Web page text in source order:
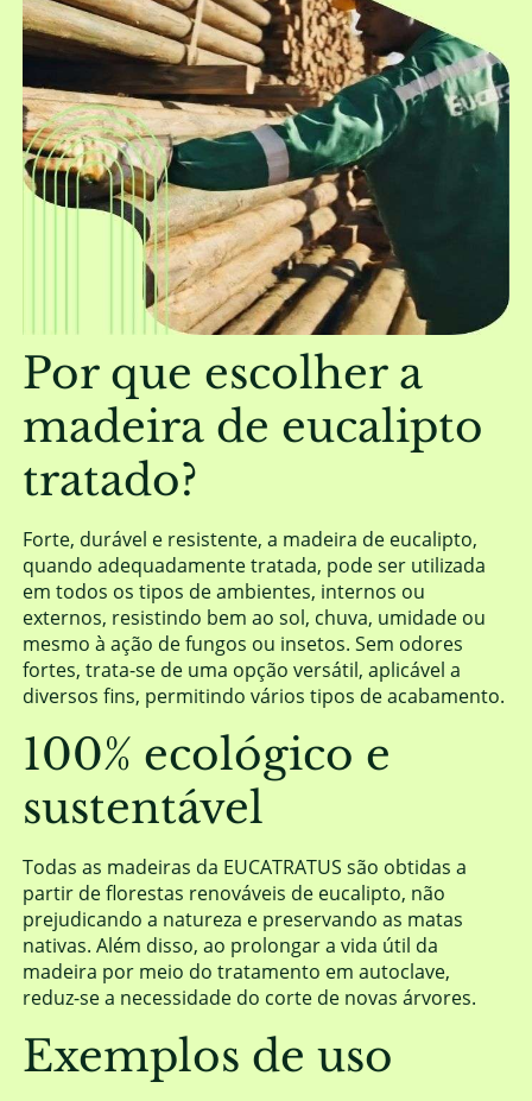
Por que escolher a
madeira de eucalipto
tratado?
Forte, durável e resistente, a madeira de eucalipto,
quando adequadamente tratada, pode ser utilizada
em todos os tipos de ambientes, internos ou
externos, resistindo bem ao sol, chuva, umidade ou
mesmo à ação de fungos ou insetos. Sem odores
fortes, trata-se de uma opção versátil, aplicável a
diversos fins, permitindo vários tipos de acabamento.
100% ecológico e
sustentável
Todas as madeiras da EUCATRATUS são obtidas a
partir de florestas renováveis de eucalipto, não
prejudicando a natureza e preservando as matas
nativas. Além disso, ao prolongar a vida útil da
madeira por meio do tratamento em autoclave,
reduz-se a necessidade do corte de novas árvores.
Exemplos de uso